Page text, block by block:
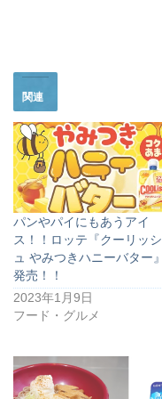
関連
パンやパイにもあうアイ
ス！！ロッテ『クーリッシ
ュ やみつきハニーバター』
発売！！
2023年1月9日
フード・グルメ